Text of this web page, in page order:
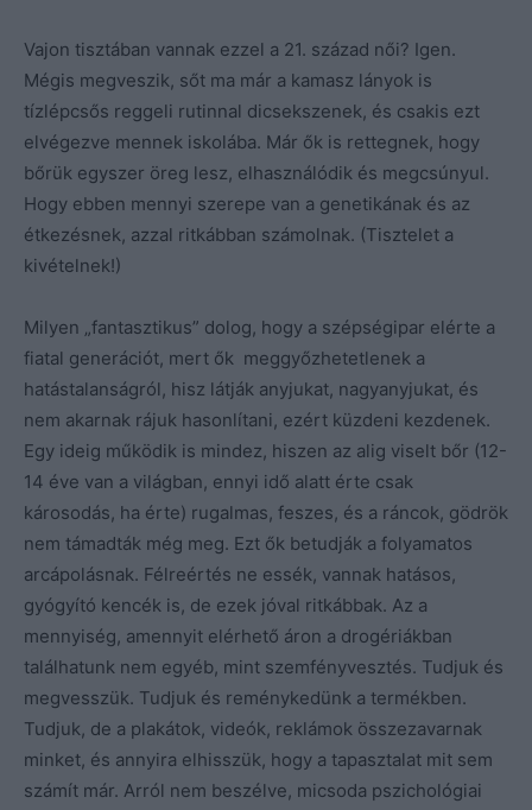
Vajon tisztában vannak ezzel a 21. század női? Igen.
Mégis megveszik, sőt ma már a kamasz lányok is
tízlépcsős reggeli rutinnal dicsekszenek, és csakis ezt
elvégezve mennek iskolába. Már ők is rettegnek, hogy
bőrük egyszer öreg lesz, elhasználódik és megcsúnyul.
Hogy ebben mennyi szerepe van a genetikának és az
étkezésnek, azzal ritkábban számolnak. (Tisztelet a
kivételnek!)
Milyen „fantasztikus” dolog, hogy a szépségipar elérte a
fiatal generációt, mert ők meggyőzhetetlenek a
hatástalanságról, hisz látják anyjukat, nagyanyjukat, és
nem akarnak rájuk hasonlítani, ezért küzdeni kezdenek.
Egy ideig működik is mindez, hiszen az alig viselt bőr (12-
14 éve van a világban, ennyi idő alatt érte csak
károsodás, ha érte) rugalmas, feszes, és a ráncok, gödrök
nem támadták még meg. Ezt ők betudják a folyamatos
arcápolásnak. Félreértés ne essék, vannak hatásos,
gyógyító kencék is, de ezek jóval ritkábbak. Az a
mennyiség, amennyit elérhető áron a drogériákban
találhatunk nem egyéb, mint szemfényvesztés. Tudjuk és
megvesszük. Tudjuk és reménykedünk a termékben.
Tudjuk, de a plakátok, videók, reklámok összezavarnak
minket, és annyira elhisszük, hogy a tapasztalat mit sem
számít már. Arról nem beszélve, micsoda pszichológiai